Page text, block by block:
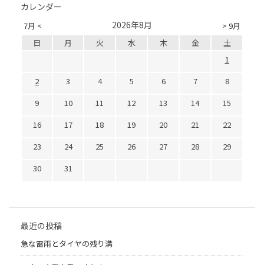
カレンダー
7月 < > 9月
2026年8月
日 月 火 水 木 金
土
1
2
3 4 5 6 7
8
9
10 11 12 13 14
15
16
17 18 19 20 21
22
23
24 25 26 27 28
29
30
31
最近の投稿
急な雷雨とタイヤの残り溝